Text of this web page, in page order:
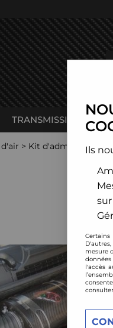
TRANSMISSION
> Kit d'admissionIls
mesure
l'accès